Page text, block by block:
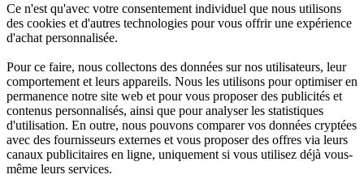
Ce n'est qu'avec votre consentement individuel que nous utilisons
des cookies et d'autres technologies pour vous offrir une expérience
d'achat personnalisée.
Pour ce faire, nous collectons des données sur nos utilisateurs, leur
comportement et leurs appareils. Nous les utilisons pour optimiser en
permanence notre site web et pour vous proposer des publicités et
contenus personnalisés, ainsi que pour analyser les statistiques
d'utilisation. En outre, nous pouvons comparer vos données cryptées
avec des fournisseurs externes et vous proposer des offres via leurs
canaux publicitaires en ligne, uniquement si vous utilisez déjà vous-
même leurs services.